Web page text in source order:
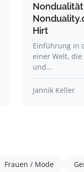
Hirt
Einführung in
einer Welt,
und…
Jannik Keller
Frauen / Mode